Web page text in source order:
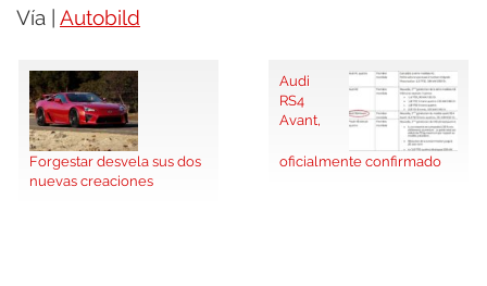
Vía | Autobild
Forgestar desvela sus dos
nuevas creaciones
Audi
RS4
Avant,
oficialmente confirmado